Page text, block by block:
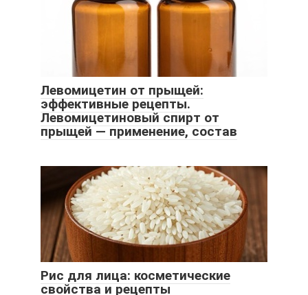
Левомицетин от прыщей:
эффективные рецепты.
Левомицетиновый спирт от
прыщей — применение, состав
Рис для лица: косметические
свойства и рецепты